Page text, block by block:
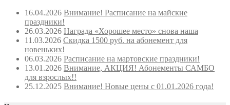
16.04.2026 Внимание! Расписание на майские
праздники!
26.03.2026 Награда «Хорошее место» снова наша
11.03.2026 Скидка 1500 руб. на абонемент для
новеньких!
06.03.2026 Расписание на мартовские праздники!
13.01.2026 Внимание, АКЦИЯ! Абонементы САМБО
для взрослых!!
25.12.2025 Внимание! Новые цены с 01.01.2026 года!